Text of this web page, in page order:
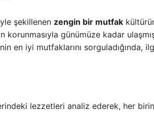
şekillenen zengin bir mutfak
günümüze kadar
en iyi mutfaklarını sorguladığında,
lezzetleri analiz ederek, her